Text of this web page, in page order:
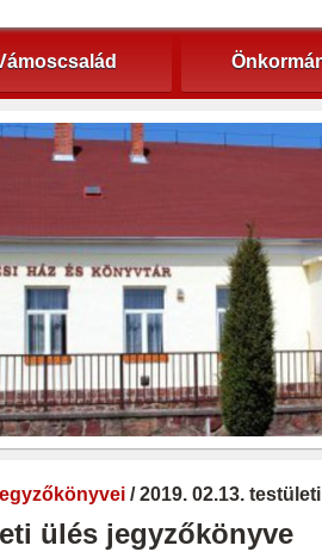
/ 2019. 02.13.
ülés jegyzőkönyve